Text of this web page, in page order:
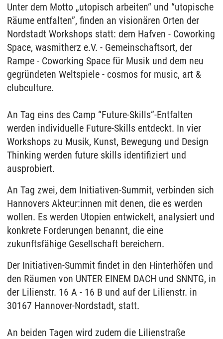
Unter dem Motto „utopisch arbeiten“ und “utopische
Räume entfalten”, finden an visionären Orten der
Nordstadt Workshops statt: dem Hafven - Coworking
Space, wasmitherz e.V. - Gemeinschaftsort, der
Rampe - Coworking Space für Musik und dem neu
gegründeten Weltspiele - cosmos for music, art &
clubculture.
An Tag eins des Camp “Future-Skills”-Entfalten
werden individuelle Future-Skills entdeckt. In vier
Workshops zu Musik, Kunst, Bewegung und Design
Thinking werden future skills identifiziert und
ausprobiert.
An Tag zwei, dem Initiativen-Summit, verbinden sich
Hannovers Akteur:innen mit denen, die es werden
wollen. Es werden Utopien entwickelt, analysiert und
konkrete Forderungen benannt, die eine
zukunftsfähige Gesellschaft bereichern.
Der Initiativen-Summit findet in den Hinterhöfen und
den Räumen von UNTER EINEM DACH und SNNTG, in
der Lilienstr. 16 A - 16 B und auf der Lilienstr. in
30167 Hannover-Nordstadt, statt.
An beiden Tagen wird zudem die Lilienstraße